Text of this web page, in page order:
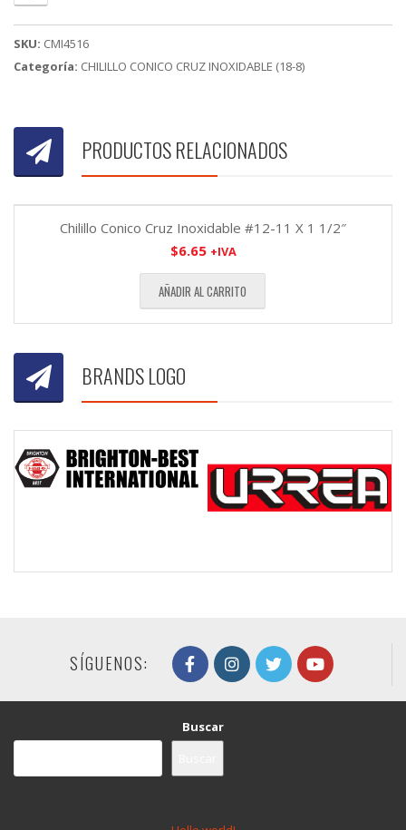
SKU: CMI4516
Categoría: CHILILLO CONICO CRUZ INOXIDABLE (18-8)
PRODUCTOS RELACIONADOS
Chilillo Conico Cruz Inoxidable #12-11 X 1 1/2″
$6.65 +IVA
AÑADIR AL CARRITO
BRANDS LOGO
SÍGUENOS:
Buscar